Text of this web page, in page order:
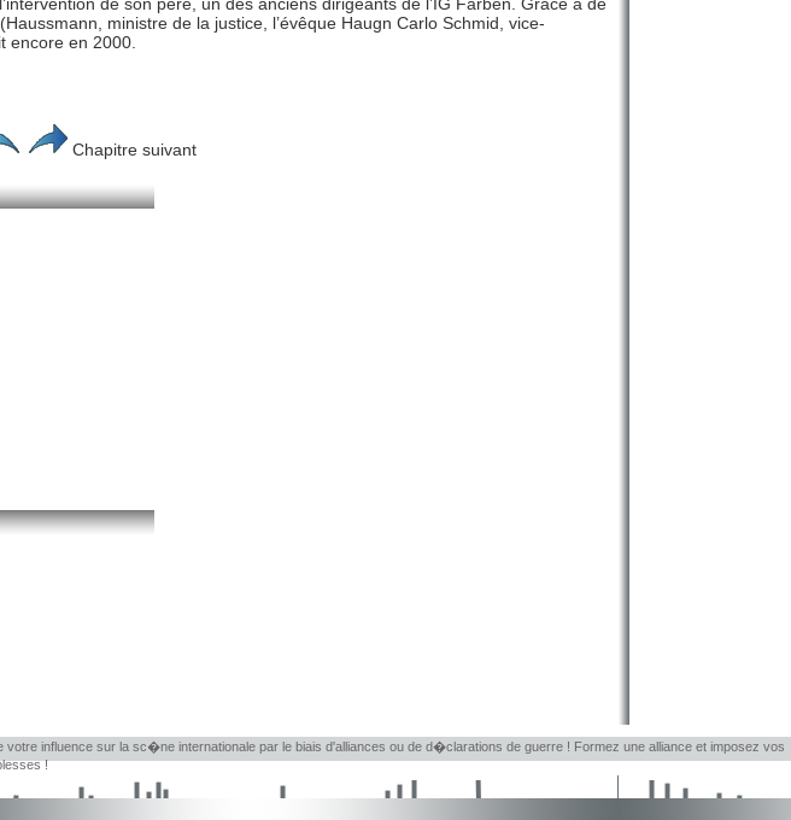
ministre de la justice, l’évêque Haugn Carlo Schmid, vice-
encore en 2000.
Chapitre suivant
influence sur la sc�ne internationale par le biais d'alliances ou de d�clarations de guerre ! Formez une alliance et imposez vos
!